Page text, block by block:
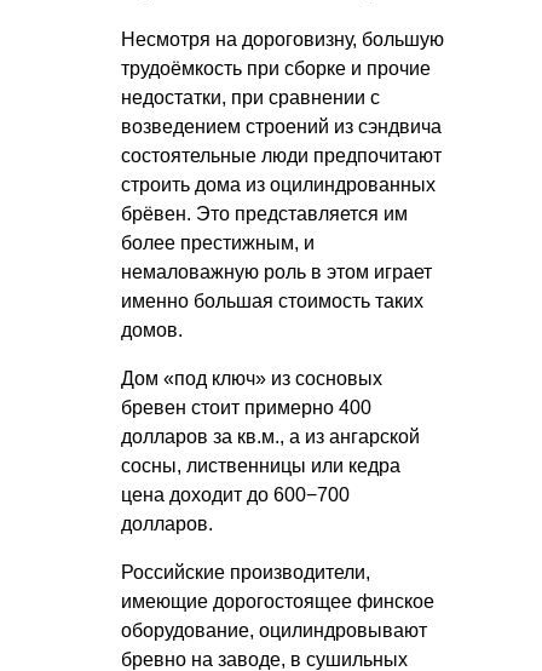
Несмотря на дороговизну, большую
трудоёмкость при сборке и прочие
недостатки, при сравнении с
возведением строений из сэндвича
состоятельные люди предпочитают
строить дома из оцилиндрованных
брёвен. Это представляется им
более престижным, и
немаловажную роль в этом играет
именно большая стоимость таких
домов.
Дом «под ключ» из сосновых
бревен стоит примерно 400
долларов за кв.м., а из ангарской
сосны, лиственницы или кедра
цена доходит до 600−700
долларов.
Российские производители,
имеющие дорогостоящее финское
оборудование, оцилиндровывают
бревно на заводе, в сушильных